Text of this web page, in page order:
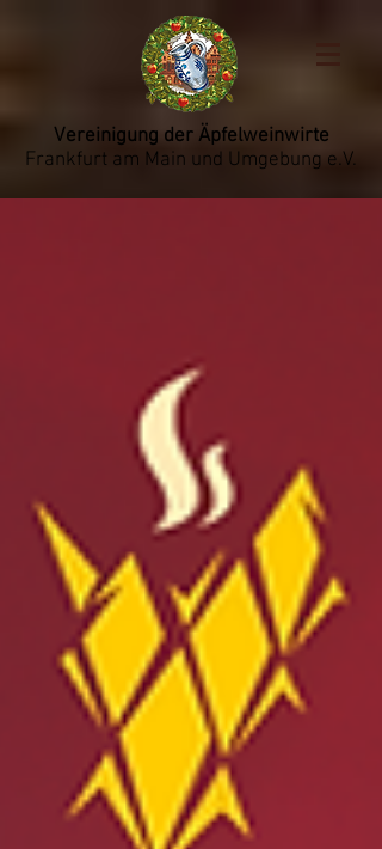
Vereinigung der Äpfelweinwirte
Frankfurt am Main und Umgebung e.V.